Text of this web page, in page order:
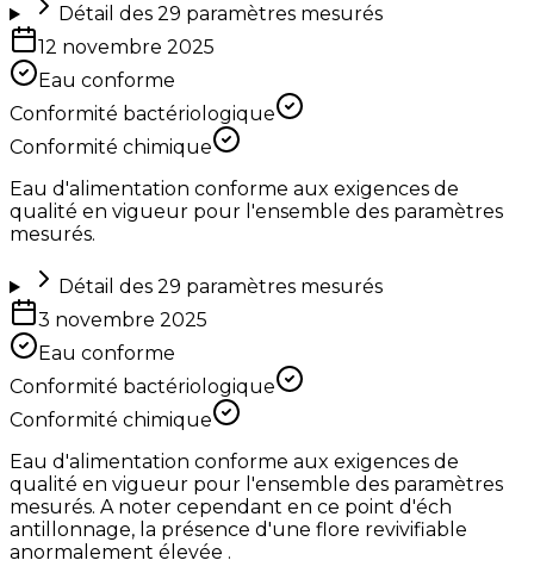
Détail des 29 paramètres mesurés
12 novembre 2025
Eau conforme
Conformité bactériologique
Conformité chimique
Eau d'alimentation conforme aux exigences de
qualité en vigueur pour l'ensemble des paramètres
mesurés.
Détail des 29 paramètres mesurés
3 novembre 2025
Eau conforme
Conformité bactériologique
Conformité chimique
Eau d'alimentation conforme aux exigences de
qualité en vigueur pour l'ensemble des paramètres
mesurés. A noter cependant en ce point d'éch
antillonnage, la présence d'une flore revivifiable
anormalement élevée .